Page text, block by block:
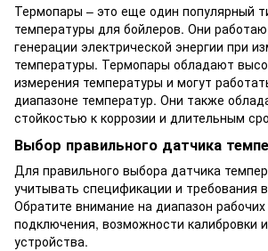
Термопары – это еще один популярный
температуры для бойлеров. Они
генерации электрической энергии при
температуры. Термопары обладают
измерения температуры и могут
диапазоне температур. Они также
стойкостью к коррозии и длительным
Выбор правильного датчика
Для правильного выбора датчика
учитывать спецификации и требования
Обратите внимание на диапазон
подключения, возможности калибровки
устройства.